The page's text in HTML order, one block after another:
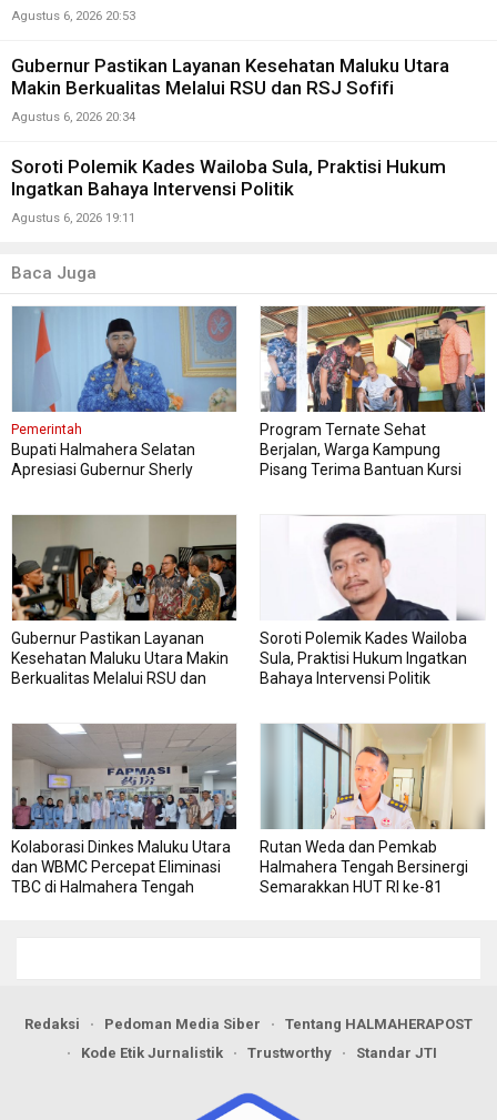
Agustus 6, 2026 20:53
Gubernur Pastikan Layanan Kesehatan Maluku Utara
Makin Berkualitas Melalui RSU dan RSJ Sofifi
Agustus 6, 2026 20:34
Soroti Polemik Kades Wailoba Sula, Praktisi Hukum
Ingatkan Bahaya Intervensi Politik
Agustus 6, 2026 19:11
Baca Juga
Pemerintah
Bupati Halmahera Selatan
Apresiasi Gubernur Sherly
Program Ternate Sehat
Berjalan, Warga Kampung
Pisang Terima Bantuan Kursi
Gubernur Pastikan Layanan
Kesehatan Maluku Utara Makin
Berkualitas Melalui RSU dan
Soroti Polemik Kades Wailoba
Sula, Praktisi Hukum Ingatkan
Bahaya Intervensi Politik
Kolaborasi Dinkes Maluku Utara
dan WBMC Percepat Eliminasi
TBC di Halmahera Tengah
Rutan Weda dan Pemkab
Halmahera Tengah Bersinergi
Semarakkan HUT RI ke-81
Redaksi Pedoman Media Siber
Tentang HALMAHERAPOST
Kode Etik Jurnalistik
Trustworthy Standar JTI